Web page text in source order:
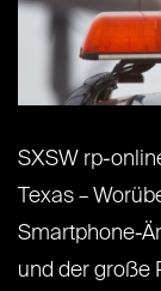
SXSW rp-
Texas –
Smartphone-
und der große